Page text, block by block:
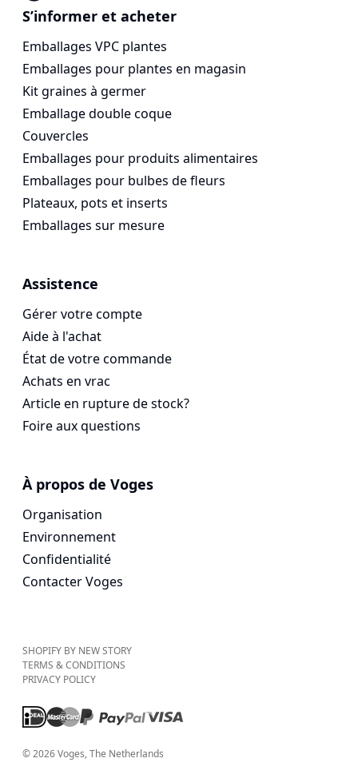
Voges Online Store
S’informer et acheter
Emballages VPC plantes
Emballages pour plantes en magasin
Kit graines à germer
Emballage double coque
Couvercles
Emballages pour produits alimentaires
Emballages pour bulbes de fleurs
Plateaux, pots et inserts
Emballages sur mesure
Assistence
Gérer votre compte
Aide à l'achat
État de votre commande
Achats en vrac
Article en rupture de stock?
Foire aux questions
À propos de Voges
Organisation
Environnement
Confidentialité
Contacter Voges
SHOPIFY BY NEW STORY
TERMS & CONDITIONS
PRIVACY POLICY
©2026Voges, The Netherlands